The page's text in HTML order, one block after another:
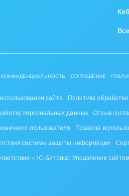
КОНФИДЕНЦИАЛЬНОСТЬ СОГЛАШЕНИЕ
сайта
Политика
персональных данных Отзыв
пользователя
Правила
системы защиты информации
«1С-Битрикс: Управление